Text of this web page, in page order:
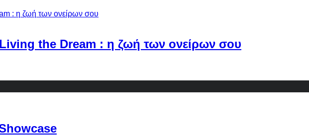
the Dream : η ζωή των ονείρων σου